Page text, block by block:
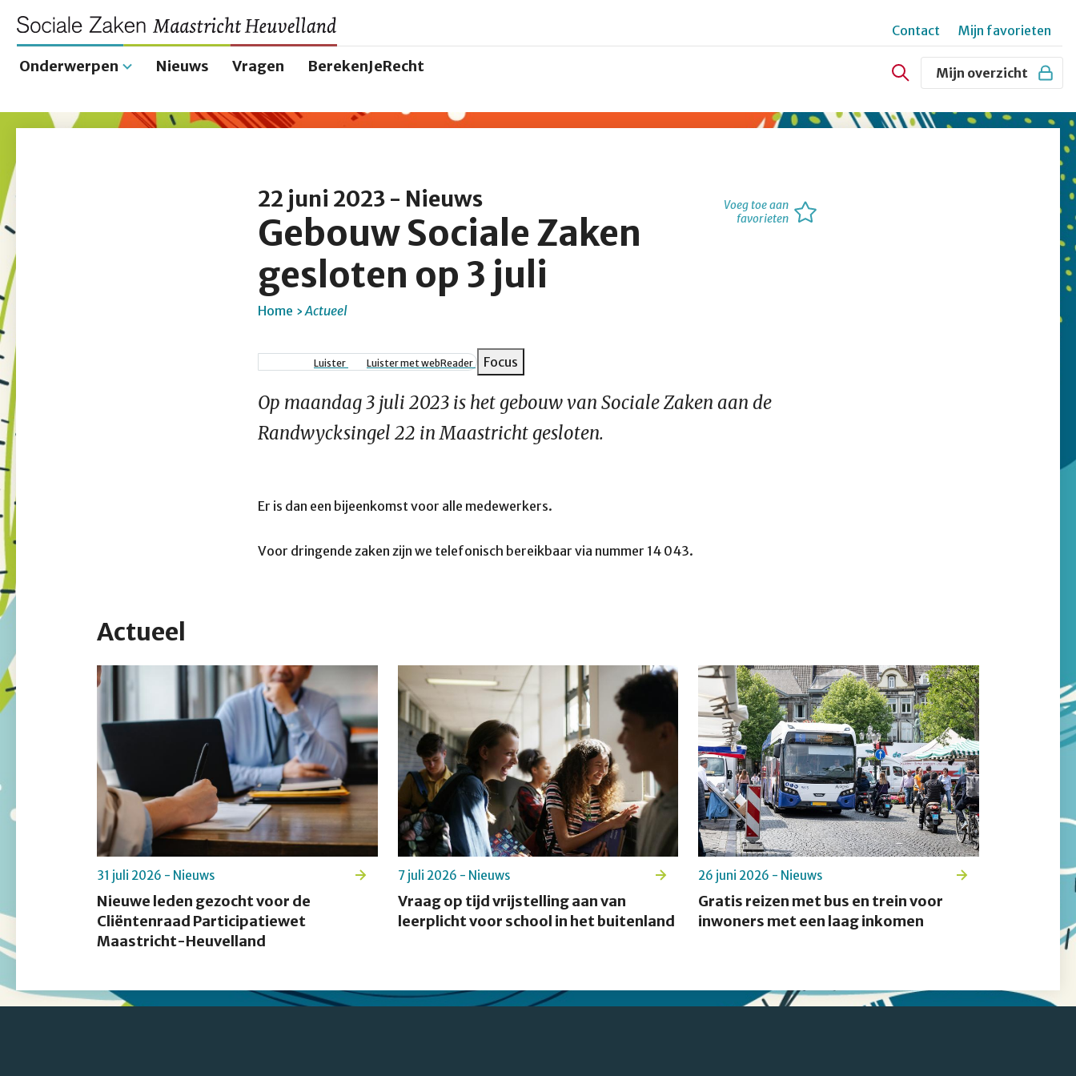
Hoofdnavigatie
Onderwerpen Nieuws Vragen BerekenJeRecht
Secundair
menu
Contact Mijn favorieten
Mijn overzicht
Voeg toe aan
favorieten
22 juni 2023 - Nieuws
Gebouw Sociale Zaken
gesloten op 3 juli
Kruimelpad
Home Actueel
Luister Luister met webReader Focus
Op maandag 3 juli 2023 is het gebouw van Sociale Zaken aan de
Randwycksingel 22 in Maastricht gesloten.
Er is dan een bijeenkomst voor alle medewerkers.
Voor dringende zaken zijn we telefonisch bereikbaar via nummer 14 043.
Actueel
Nieuwe leden gezocht voor de
Cliëntenraad Participatiewet
Maastricht-Heuvelland
31 juli 2026 - Nieuws
Vraag op tijd vrijstelling aan van
leerplicht voor school in het buitenland
7 juli 2026 - Nieuws
Gratis reizen met bus en trein voor
inwoners met een laag inkomen
26 juni 2026 - Nieuws